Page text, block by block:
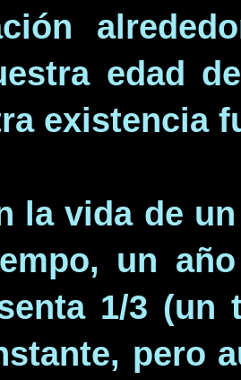
edad
existencia
la vida de
un
1/3 (un
pero